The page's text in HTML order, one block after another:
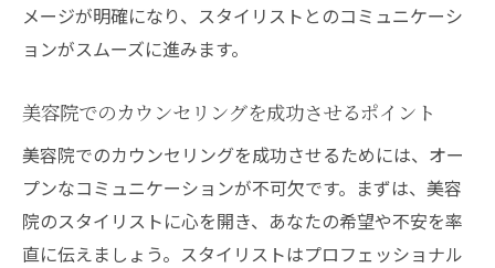
メージが明確になり、スタイリストとのコミュニケーシ
ョンがスムーズに進みます。
美容院でのカウンセリングを成功させるポイント
美容院でのカウンセリングを成功させるためには、オー
プンなコミュニケーションが不可欠です。まずは、美容
院のスタイリストに心を開き、あなたの希望や不安を率
直に伝えましょう。スタイリストはプロフェッショナル